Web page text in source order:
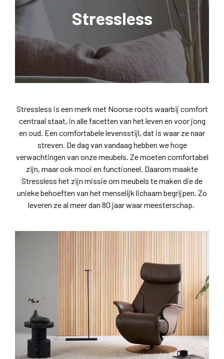
Stressless
Stressless is een merk met Noorse roots waarbij comfort
centraal staat, in alle facetten van het leven en voor jong
en oud. Een comfortabele levensstijl, dat is waar ze naar
streven. De dag van vandaag hebben we hoge
verwachtingen van onze meubels. Ze moeten comfortabel
zijn, maar ook mooi en functioneel. Daarom maakte
Stressless het zijn missie om meubels te maken die de
unieke behoeften van het menselijk lichaam begrijpen. Zo
leveren ze al meer dan 80 jaar waar meesterschap.